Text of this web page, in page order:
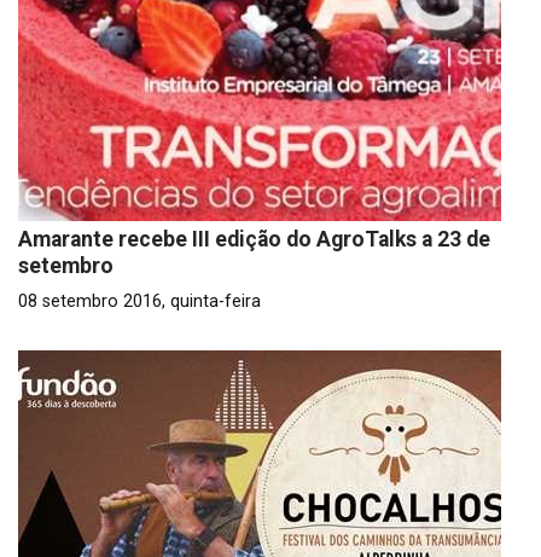
Amarante recebe III edição do AgroTalks a 23 de
setembro
08 setembro 2016, quinta-feira